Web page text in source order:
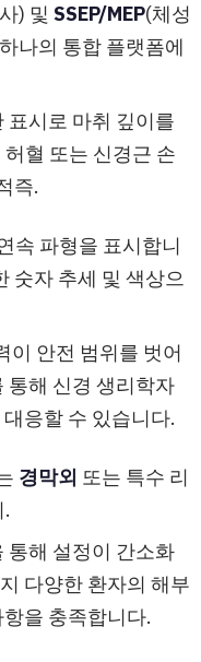
) 및 SSEP/MEP(체성
나의 통합 플랫폼에
시로 마취 깊이를
혈 또는 신경근 손
즉.
속 파형을 표시합니
숫자 추세 및 색상으
이 안전 범위를 벗어
통해 신경 생리학자
응할 수 있습니다.
경막외 또는 특수 리
통해 설정이 간소화
다양한 환자의 해부
을 충족합니다.